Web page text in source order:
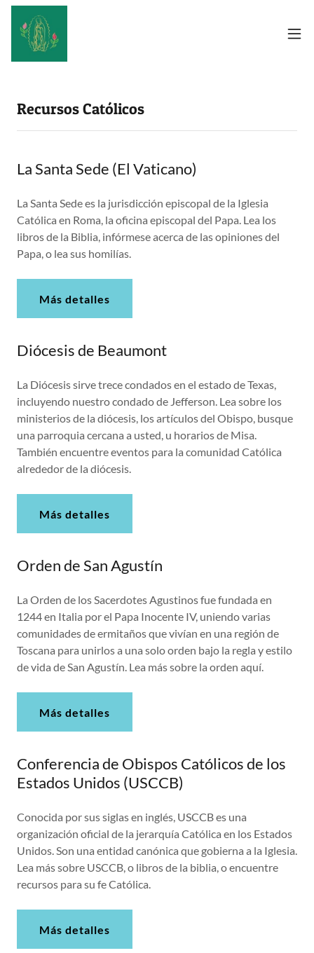
Recursos Católicos
La Santa Sede (El Vaticano)
La Santa Sede es la jurisdicción episcopal de la Iglesia
Católica en Roma, la oficina episcopal del Papa. Lea los
libros de la Biblia, infórmese acerca de las opiniones del
Papa, o lea sus homilías.
Más detalles
Diócesis de Beaumont
La Diócesis sirve trece condados en el estado de Texas,
incluyendo nuestro condado de Jefferson. Lea sobre los
ministerios de la diócesis, los artículos del Obispo, busque
una parroquia cercana a usted, u horarios de Misa.
También encuentre eventos para la comunidad Católica
alrededor de la diócesis.
Más detalles
Orden de San Agustín
La Orden de los Sacerdotes Agustinos fue fundada en
1244 en Italia por el Papa Inocente IV, uniendo varias
comunidades de ermitaños que vivían en una región de
Toscana para unirlos a una solo orden bajo la regla y estilo
de vida de San Agustín. Lea más sobre la orden aquí.
Más detalles
Conferencia de Obispos Católicos de los
Estados Unidos (USCCB)
Conocida por sus siglas en inglés, USCCB es una
organización oficial de la jerarquía Católica en los Estados
Unidos. Son una entidad canónica que gobierna a la Iglesia.
Lea más sobre USCCB, o libros de la biblia, o encuentre
recursos para su fe Católica.
Más detalles